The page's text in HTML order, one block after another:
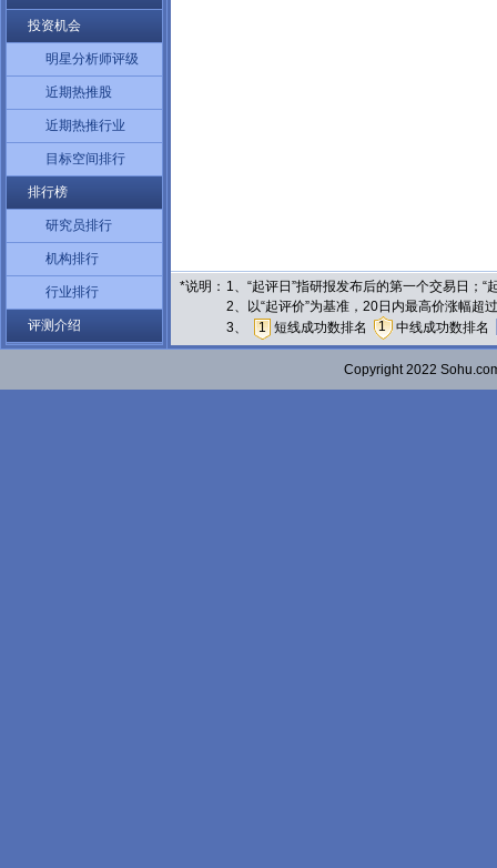
投资机会
明星分析师评级
近期热推股
近期热推行业
目标空间排行
排行榜
研究员排行
机构排行
行业排行
评测介绍
*说明： 1、“起评日”指研报发布后的第一个交易日；
2、以“起评价”为基准，20日内最高价涨幅
3、
1 短线成功数排名 1 中线成功数排名
Copyright 2022